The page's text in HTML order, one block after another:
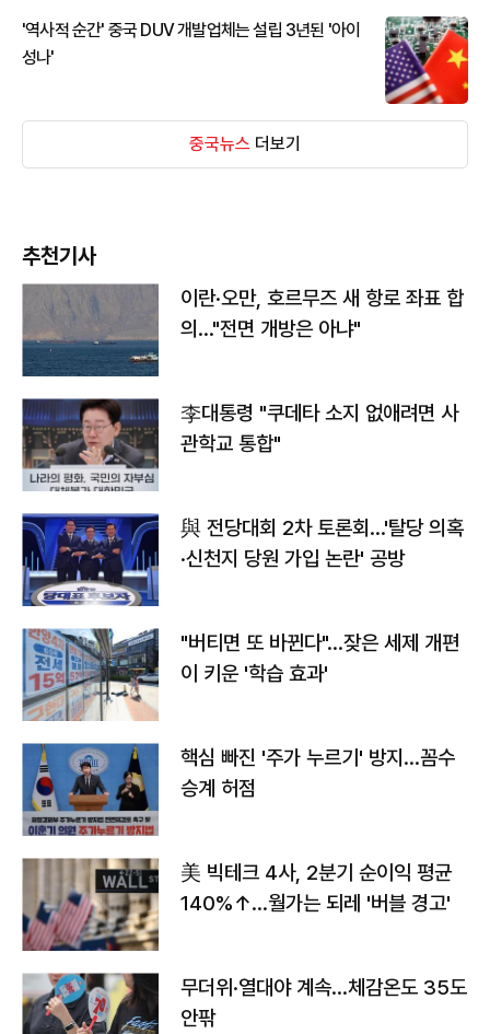
'역사적 순간' 중국 DUV 개발업체는 설립 3년된 '아이
성나'
중국뉴스 더보기
추천기사
이란·오만, 호르무즈 새 항로 좌표 합
의…"전면 개방은 아냐"
李대통령 "쿠데타 소지 없애려면 사
관학교 통합"
與 전당대회 2차 토론회…'탈당 의혹
·신천지 당원 가입 논란' 공방
"버티면 또 바뀐다"…잦은 세제 개편
이 키운 '학습 효과'
핵심 빠진 '주가 누르기' 방지…꼼수
승계 허점
美 빅테크 4사, 2분기 순이익 평균
140%↑…월가는 되레 '버블 경고'
무더위·열대야 계속…체감온도 35도
안팎